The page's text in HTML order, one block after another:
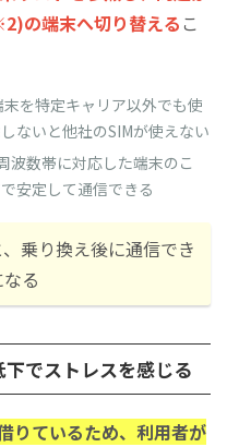
の端末へ切り替える こ
を特定キャリア以外でも使
ないと他社のSIMが使えない
数帯に対応した端末のこ
安定して通信できる
乗り換え後に通信でき
る
下でストレスを感じる
りているため、利用者が